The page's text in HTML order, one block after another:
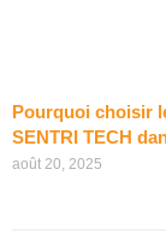
Pourquoi choisir
SENTRI TECH
août 20, 2025